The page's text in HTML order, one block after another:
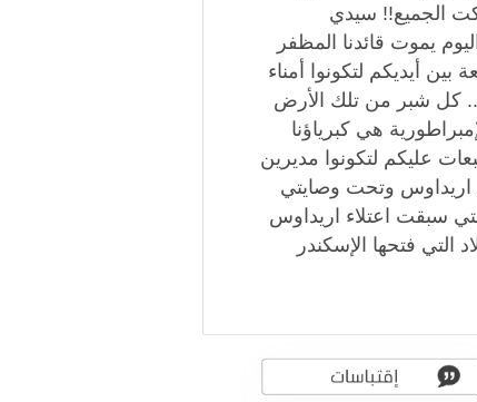
الجميع!! سيدي
يموت قائدنا المظفر
أيديكم لتكونوا أمناء
كل شبر من تلك الأرض
هي كبرياؤنا
عليكم لتكونوا مديرين
اريداوس وتحت وصايتي
سبقت اعتلاء اريداوس
التي فتحها الإسكندر